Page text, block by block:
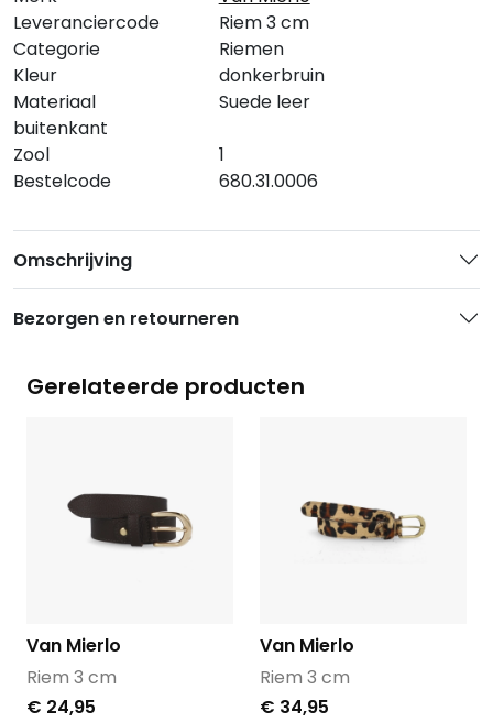
Leveranciercode
Riem 3 cm
Categorie
Riemen
Kleur
donkerbruin
Materiaal
buitenkant
Suede leer
Zool
1
Bestelcode
680.31.0006
Omschrijving
Bezorgen en retourneren
Gerelateerde producten
Van Mierlo
Riem 3 cm
€ 24,95
Van Mierlo
Riem 3 cm
€ 34,95